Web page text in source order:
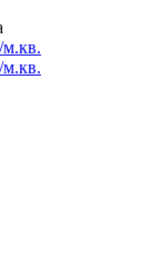
м.кв.
м.кв.